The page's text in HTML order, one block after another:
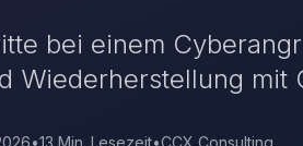
bei einem
Wiederherstellung mit
•13 Min. Lesezeit•CCX Consulting